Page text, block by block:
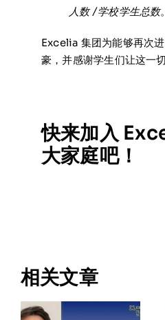
人数 / 学校学生总数。
Excelia 集团为能够再次
豪，并感谢学生们让这一
快来加入
大家庭吧！
相关文章